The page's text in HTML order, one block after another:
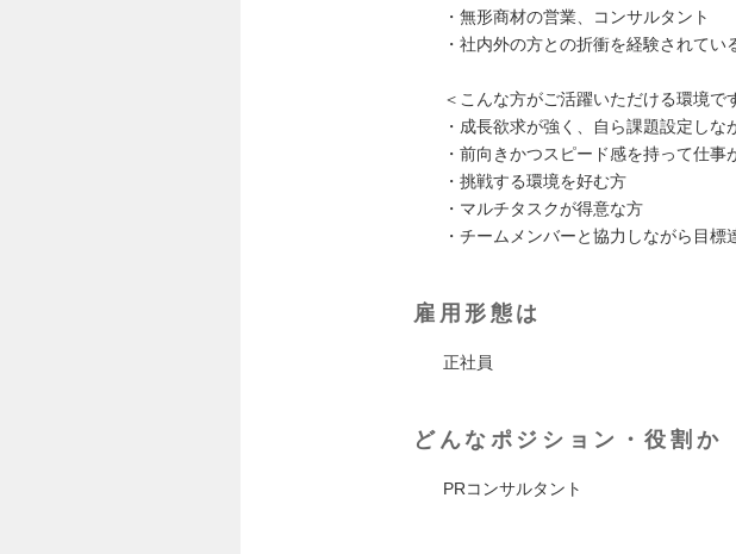
・無形商材の営業、コンサルタント
・社内外の方との折衝を経験されてい
＜こんな方がご活躍いただける環境で
・成長欲求が強く、自ら課題設定し
・前向きかつスピード感を持って仕事
・挑戦する環境を好む方
・マルチタスクが得意な方
・チームメンバーと協力しながら目
雇用形態は
正社員
どんなポジション・役割か
PRコンサルタント